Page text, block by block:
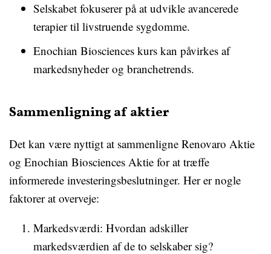
Selskabet fokuserer på at udvikle avancerede
terapier til livstruende sygdomme.
Enochian Biosciences kurs kan påvirkes af
markedsnyheder og branchetrends.
Sammenligning af aktier
Det kan være nyttigt at sammenligne Renovaro Aktie
og Enochian Biosciences Aktie for at træffe
informerede investeringsbeslutninger. Her er nogle
faktorer at overveje:
Markedsværdi: Hvordan adskiller
markedsværdien af de to selskaber sig?